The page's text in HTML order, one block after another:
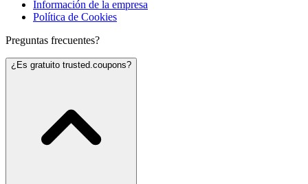
Información de la empresa
Política de Cookies
Preguntas frecuentes?
¿Es gratuito trusted.coupons?